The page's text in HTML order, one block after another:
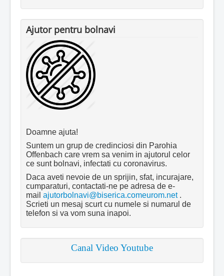
Ajutor pentru bolnavi
Doamne ajuta!
Suntem un grup de credinciosi din Parohia
Offenbach care vrem sa venim in ajutorul celor
ce sunt bolnavi, infectati cu coronavirus.
Daca aveti nevoie de un sprijin, sfat, incurajare,
cumparaturi, contactati-ne pe adresa de e-
mail ajutorbolnavi@biserica.comeurom.net.
Scrieti un mesaj scurt cu numele si numarul de
telefon si va vom suna inapoi.
Canal Video Youtube